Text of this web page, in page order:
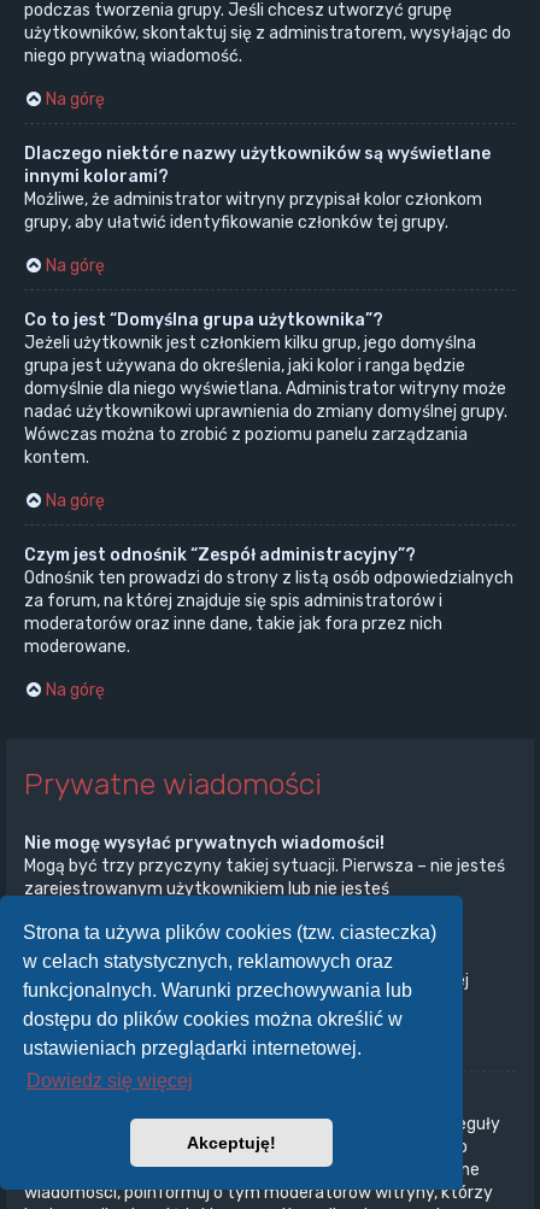
Strona ta używa plików cookies (tzw. ciasteczka)
w celach statystycznych, reklamowych oraz
funkcjonalnych. Warunki przechowywania lub
dostępu do plików cookies można określić w
ustawieniach przeglądarki internetowej.
Dowiedz się więcej
Akceptuję!
podczas tworzenia grupy. Jeśli chcesz utworzyć grupę
użytkowników, skontaktuj się z administratorem, wysyłając do
niego prywatną wiadomość.
Na górę
Dlaczego niektóre nazwy użytkowników są wyświetlane
innymi kolorami?
Możliwe, że administrator witryny przypisał kolor członkom
grupy, aby ułatwić identyfikowanie członków tej grupy.
Na górę
Co to jest “Domyślna grupa użytkownika”?
Jeżeli użytkownik jest członkiem kilku grup, jego domyślna
grupa jest używana do określenia, jaki kolor i ranga będzie
domyślnie dla niego wyświetlana. Administrator witryny może
nadać użytkownikowi uprawnienia do zmiany domyślnej grupy.
Wówczas można to zrobić z poziomu panelu zarządzania
kontem.
Na górę
Czym jest odnośnik “Zespół administracyjny”?
Odnośnik ten prowadzi do strony z listą osób odpowiedzialnych
za forum, na której znajduje się spis administratorów i
moderatorów oraz inne dane, takie jak fora przez nich
moderowane.
Na górę
Prywatne wiadomości
Nie mogę wysyłać prywatnych wiadomości!
Mogą być trzy przyczyny takiej sytuacji. Pierwsza – nie jesteś
zarejestrowanym użytkownikiem lub nie jesteś
wyłączył przesyłanie prywatnych wiadomości na całej
witrynie. Trzecia – administrator witryny uniemożliwił ci
przesyłanie prywatnych wiadomości. Aby uzyskać więcej
informacji, skontaktuj się z administratorem witryny.
Na górę
W panelu użytkownika możesz, określając odpowiednie reguły
ustawić automatyczne usuwanie wiadomości od danego
nadawcy. Jeżeli otrzymujesz od kogoś obraźliwe prywatne
wiadomości, poinformuj o tym moderatorów witryny, którzy